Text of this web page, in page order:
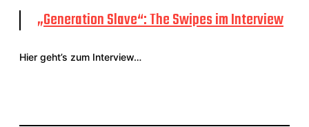
d
a
u
m
„Generation Slave“: The Swipes im Interview
Hier geht’s zum Interview…